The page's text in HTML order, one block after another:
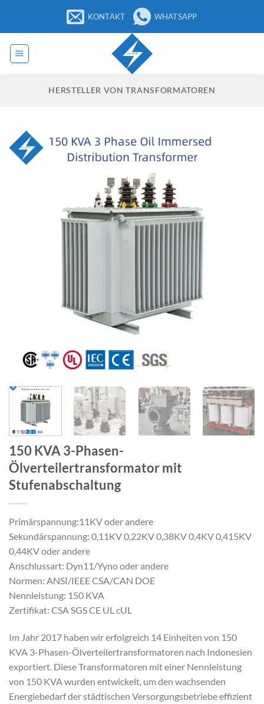
springen
KONTAKT WHATSAPP
HERSTELLER VON TRANSFORMATOREN
150 KVA 3-Phasen-
Ölverteilertransformator mit
Stufenabschaltung
Primärspannung:11KV oder andere
Sekundärspannung: 0,11KV 0,22KV 0,38KV 0,4KV 0,415KV
0,44KV oder andere
Anschlussart: Dyn11/Yyno oder andere
Normen: ANSI/IEEE CSA/CAN DOE
Nennleistung: 150 KVA
Zertifikat: CSA SGS CE UL cUL
Im Jahr 2017 haben wir erfolgreich 14 Einheiten von 150
KVA 3-Phasen-Ölverteilertransformatoren nach Indonesien
exportiert. Diese Transformatoren mit einer Nennleistung
von 150 KVA wurden entwickelt, um den wachsenden
Energiebedarf der städtischen Versorgungsbetriebe effizient